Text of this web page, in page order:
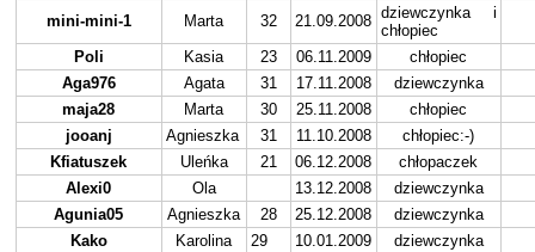
mini-mini-1
Marta 32 21.09.2008 dziewczynka i
chłopiec
Poli
Kasia 23 06.11.2009
chłopiec
Aga976
Agata 31 17.11.2008
dziewczynka
maja28
Marta 30 25.11.2008
chłopiec
jooanj
Agnieszka 31 11.10.2008
chłopiec:-)
Kfiatuszek
Uleńka 21 06.12.2008
chłopaczek
Alexi0
Ola 13.12.2008
dziewczynka
Agunia05
Agnieszka 28 25.12.2008
dziewczynka
Kako
Karolina 29 10.01.2009
dziewczynka